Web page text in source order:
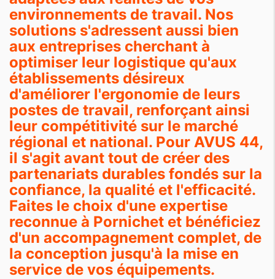
environnements de travail. Nos
solutions s'adressent aussi bien
aux entreprises cherchant à
optimiser leur logistique qu'aux
établissements désireux
d'améliorer l'ergonomie de leurs
postes de travail, renforçant ainsi
leur compétitivité sur le marché
régional et national. Pour AVUS 44,
il s'agit avant tout de créer des
partenariats durables fondés sur la
confiance, la qualité et l'efficacité.
Faites le choix d'une expertise
reconnue à Pornichet et bénéficiez
d'un accompagnement complet, de
la conception jusqu'à la mise en
service de vos équipements.